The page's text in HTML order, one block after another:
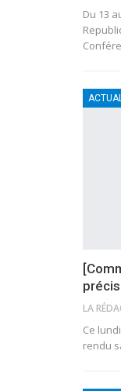
Du 13
LA
Ce
rendu